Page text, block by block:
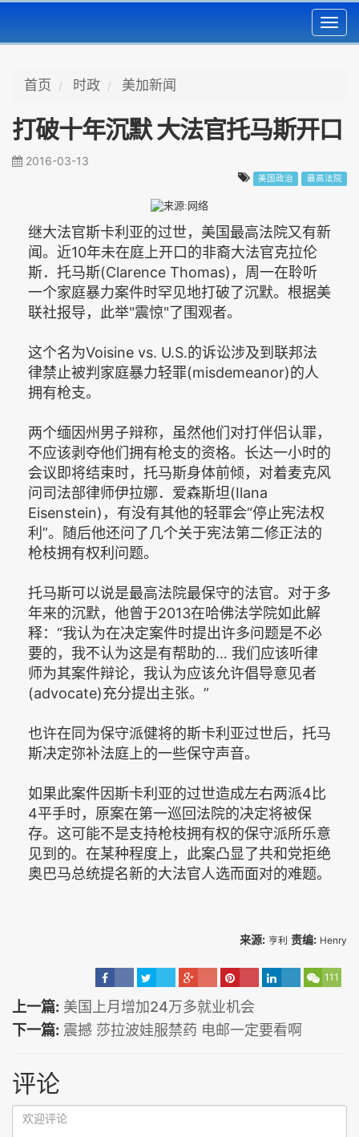
首页 时政 美加新闻
打破十年沉默 大法官托马斯开口
2016-03-13
美国政治 最高法院
继大法官斯卡利亚的过世，美国最高法院又有新
闻。近10年未在庭上开口的非裔大法官克拉伦
斯．托马斯(Clarence Thomas)，周一在聆听
一个家庭暴力案件时罕见地打破了沉默。根据美
联社报导，此举"震惊"了围观者。
这个名为Voisine vs. U.S.的诉讼涉及到联邦法
律禁止被判家庭暴力轻罪(misdemeanor)的人
拥有枪支。
两个缅因州男子辩称，虽然他们对打伴侣认罪，
不应该剥夺他们拥有枪支的资格。长达一小时的
会议即将结束时，托马斯身体前倾，对着麦克风
问司法部律师伊拉娜．爱森斯坦(Ilana
Eisenstein)，有没有其他的轻罪会“停止宪法权
利”。随后他还问了几个关于宪法第二修正法的
枪枝拥有权利问题。
托马斯可以说是最高法院最保守的法官。对于多
年来的沉默，他曾于2013在哈佛法学院如此解
释：“我认为在决定案件时提出许多问题是不必
要的，我不认为这是有帮助的… 我们应该听律
师为其案件辩论，我认为应该允许倡导意见者
(advocate)充分提出主张。”
也许在同为保守派健将的斯卡利亚过世后，托马
斯决定弥补法庭上的一些保守声音。
如果此案件因斯卡利亚的过世造成左右两派4比
4平手时，原案在第一巡回法院的决定将被保
存。这可能不是支持枪枝拥有权的保守派所乐意
见到的。在某种程度上，此案凸显了共和党拒绝
奥巴马总统提名新的大法官人选而面对的难题。
来源: 亨利 责编: Henry
111
上一篇: 美国上月增加24万多就业机会
下一篇: 震撼 莎拉波娃服禁药 电邮一定要看啊
评论